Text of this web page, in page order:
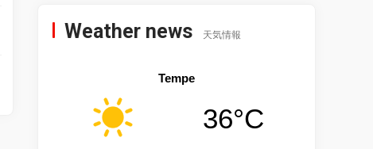
Weather news 天気情報
Tempe
36°C